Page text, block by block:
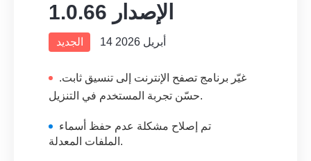
الإصدار 1.0.66
الجديد 14 أبريل 2026
حسّن تجربة المستخدم في التنزيل.
الملفات المعدلة.